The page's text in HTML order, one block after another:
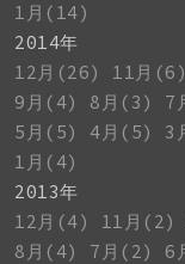
1月(14)
2014年
12月(26)
11月(6)
9月(4)
8月(3) 7
5月(5)
4月(5) 3
1月(4)
2013年
12月(4)
11月(2)
8月(4)
7月(2) 6